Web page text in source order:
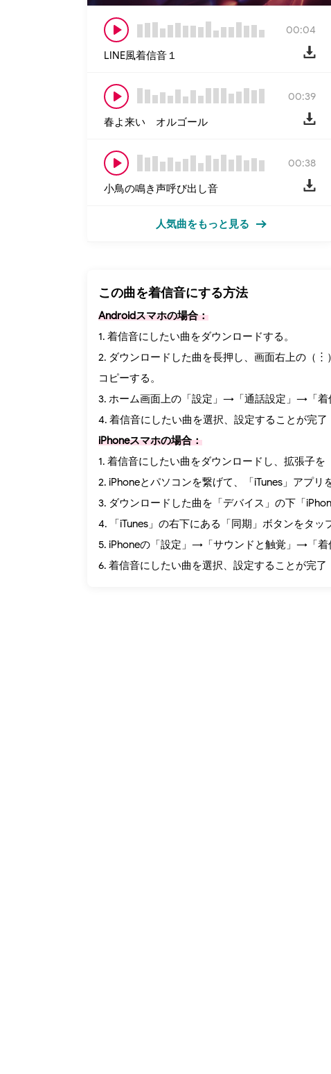
00:04
LINE風着信音１
00:39
春よ来い オルゴール
00:38
小鳥の鳴き声呼び出し音
人気曲をもっと見る
この曲を着信音にする方法
Androidスマホの場合：
1. 着信音にしたい曲をダウンロードする。
2. ダウンロードした曲を長押し、画面右上の（
コピーする。
3. ホーム画面上の「設定」→「通話設定」→「着
4. 着信音にしたい曲を選択、設定することが完了
iPhoneスマホの場合：
1. 着信音にしたい曲をダウンロードし、拡張子を
2. iPhoneとパソコンを繋げて、「iTunes」アプリ
3. ダウンロードした曲を「デバイス」の下「
4. 「iTunes」の右下にある「同期」ボタンをタッ
5. iPhoneの「設定」→「サウンドと触覚」→「着
6. 着信音にしたい曲を選択、設定することが完了